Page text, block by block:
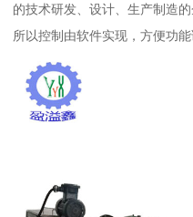
的技术研发、设计、生产制造的
所以控制由软件实现，方便功